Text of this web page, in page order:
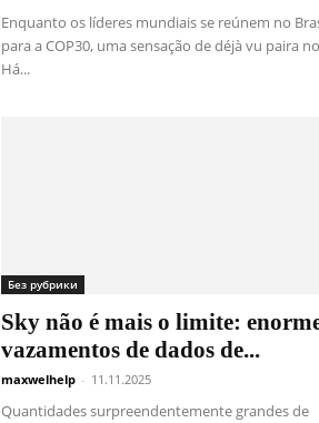
Enquanto os líderes mundiais se reúnem no
para a COP30, uma sensação de déjà vu paira
Há...
Без рубрики
Sky não é mais o limite:
vazamentos de dados de...
maxwelhelp - 11.11.2025
Quantidades surpreendentemente grandes de